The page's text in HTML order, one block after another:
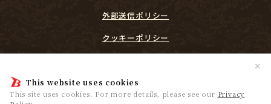
This website uses cookies
This site uses cookies. For more details, please see our Privacy
✕
外部送信ポリシー
クッキーポリシー
プレイヤーリスペクト宣言